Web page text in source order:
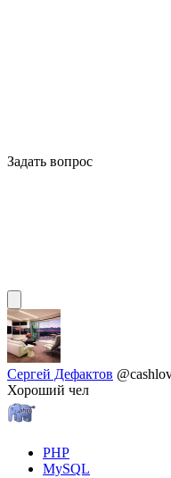
Задать вопрос
Сергей Дефактов
Хороший чел
PHP
MySQL